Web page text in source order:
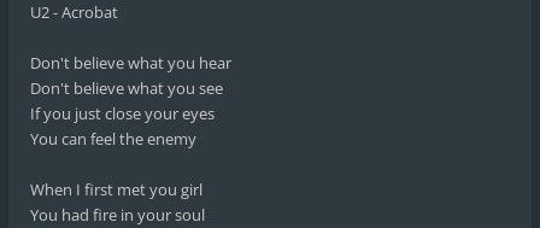
U2 - Acrobat
Don't believe what you hear
Don't believe what you see
If you just close your eyes
You can feel the enemy
When I first met you girl
You had fire in your soul